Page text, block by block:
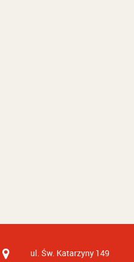
ul. Św. Katarzyny 149